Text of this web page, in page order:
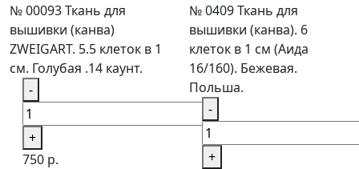
№ 00093 Ткань для
вышивки (канва)
ZWEIGART. 5.5 клеток в 1
см. Голубая .14 каунт.
-
+
750 р.
№ 0409 Ткань для
вышивки (канва). 6
клеток в 1 см (Аида
16/160). Бежевая.
Польша.
-
+